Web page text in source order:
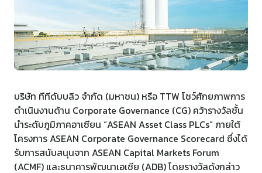
บริษัท ทีทีดับบลิว จำกัด (มหาชน) หรือ TTW โชว์ศักยภาพการ
ดำเนินงานด้าน Corporate Governance (CG) คว้ารางวัลชั้น
นำระดับภูมิภาคอาเซียน “ASEAN Asset Class PLCs” ภายใต้
โครงการ ASEAN Corporate Governance Scorecard ซึ่งได้
รับการสนับสนุนจาก ASEAN Capital Markets Forum
(ACMF) และธนาคารพัฒนาเอเชีย (ADB) โดยรางวัลดังกล่าว